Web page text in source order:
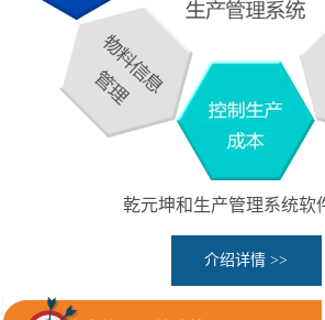
乾元坤和生产管理系统软
介绍详情 >>